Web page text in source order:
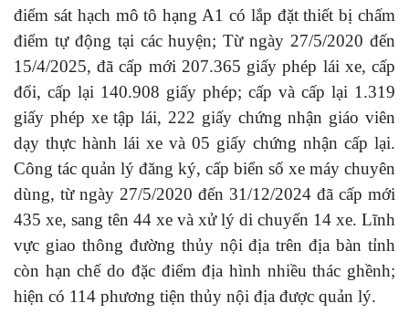
điểm sát hạch mô tô hạng A1 có lắp đặt thiết bị chấm
điểm tự động tại các huyện; Từ ngày 27/5/2020 đến
15/4/2025, đã cấp mới 207.365 giấy phép lái xe, cấp
đổi, cấp lại 140.908 giấy phép; cấp và cấp lại 1.319
giấy phép xe tập lái, 222 giấy chứng nhận giáo viên
dạy thực hành lái xe và 05 giấy chứng nhận cấp lại.
Công tác quản lý đăng ký, cấp biển số xe máy chuyên
dùng, từ ngày 27/5/2020 đến 31/12/2024 đã cấp mới
435 xe, sang tên 44 xe và xử lý di chuyển 14 xe. Lĩnh
vực giao thông đường thủy nội địa trên địa bàn tỉnh
còn hạn chế do đặc điểm địa hình nhiều thác ghềnh;
hiện có 114 phương tiện thủy nội địa được quản lý.